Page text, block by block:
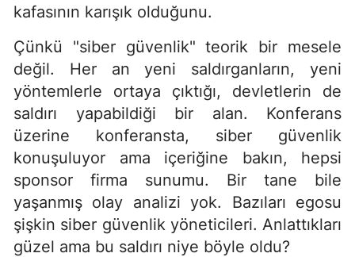
kafasının karışık olduğunu.
Çünkü "siber güvenlik" teorik bir mesele
değil. Her an yeni saldırganların, yeni
yöntemlerle ortaya çıktığı, devletlerin de
saldırı yapabildiği bir alan. Konferans
üzerine konferansta, siber güvenlik
konuşuluyor ama içeriğine bakın, hepsi
sponsor firma sunumu. Bir tane bile
yaşanmış olay analizi yok. Bazıları egosu
şişkin siber güvenlik yöneticileri. Anlattıkları
güzel ama bu saldırı niye böyle oldu?